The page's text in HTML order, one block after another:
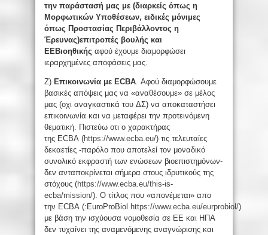
την παράστασή μας με (διαρκείς όπως η
Μορφωτικών Υποθέσεων, ειδικές μόνιμες
όπως Προστασίας Περιβάλλοντος η
Έρευνας)επιτροπές βουλής και
ΕΕΒιοηθικής αφού έχουμε διαμορφώσει
ιεραρχημένες αποφάσεις μας.
Ζ) Επικοινωνία με ECBA . Αφού διαμορφώσουμε
βασικές απόψεις μας να «αναθέσουμε» σε μέλος
μας (οχι αναγκαστικά του ΔΣ) να αποκαταστήσει
επικοινωνία και να μεταφέρει την προτεινόμενη
θεματική. Πιστεύω οτι ο χαρακτήρας
της ECBA (https://www.ecba.eu/) τις τελευταίες
δεκαετίες -παρόλο που αποτελεί τον μοναδικό
συνολικό εκφραστή των ενώσεων βιοεπιστημόνων-
δεν ανταποκρίνεται σήμερα στους ιδρυτικούς της
στόχους (https://www.ecba.eu/this-is-
ecba/mission/). Ο τίτλος που «απονέμεται» απο
την ECBA (:EuroProBiol https://www.ecba.eu/eurprobiol/)
με βάση την ισχύουσα νομοθεσία σε ΕΕ και ΗΠΑ
δεν τυχαίνει της αναμενόμενης αναγνώρισης και